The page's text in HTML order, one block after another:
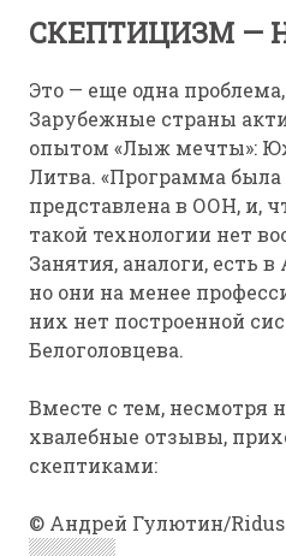
СКЕПТИЦИЗМ —
Это — еще одна
Зарубежные страны
опытом «Лыж мечты»:
Литва. «Программа
представлена в ООН, и,
такой технологии нет
Занятия, аналоги, есть
но они на менее
них нет построенной
Белоголовцева.
Вместе с тем, несмотря
хвалебные отзывы,
скептиками:
© Андрей Гулютин/